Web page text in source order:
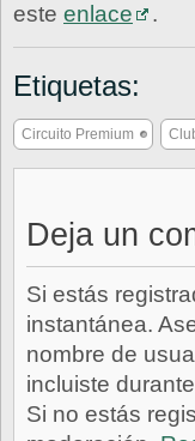
este enlace .
Etiquetas:
Circuito Premium
Deja un
Si estás
instantánea.
nombre de
incluiste
Si no estás